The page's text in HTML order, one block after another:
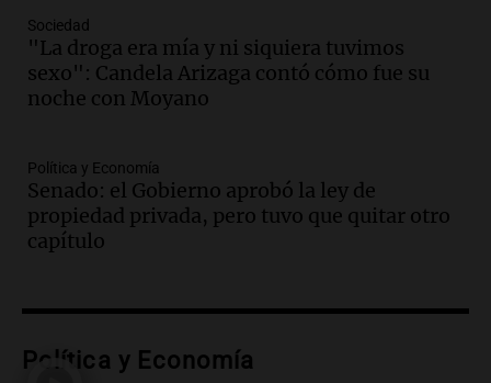
de la UBA
El dato confiable
Episodios
Audio.Cientos de fieles celebran a San
Panorama Federal
Episodios
Audio. "Tiene que haber una
reglamentación": el reclamo del Kennel
Audio.Trump acusa a México de
Sociedad
"La droga era mía y ni siquiera tuvimos
sexo": Candela Arizaga contó cómo fue su
noche con Moyano
Política y Economía
Senado: el Gobierno aprobó la ley de
propiedad privada, pero tuvo que quitar otro
capítulo
Política y Economía